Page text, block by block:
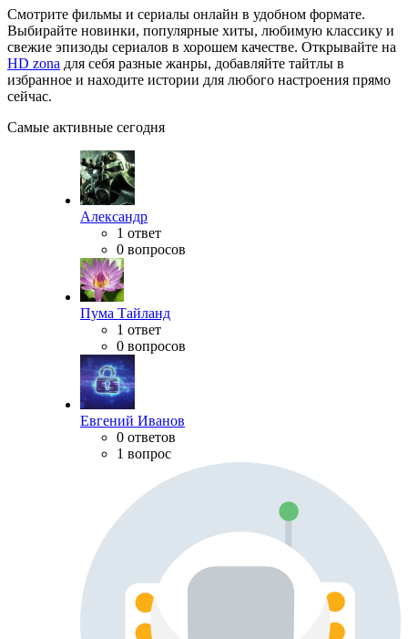
Смотрите фильмы и сериалы онлайн в удобном формате.
Выбирайте новинки, популярные хиты, любимую классику и
свежие эпизоды сериалов в хорошем качестве. Открывайте на
HD zona для себя разные жанры, добавляйте тайтлы в
избранное и находите истории для любого настроения прямо
сейчас.
Самые активные сегодня
Александр
1 ответ
0 вопросов
Пума Тайланд
1 ответ
0 вопросов
Евгений Иванов
0 ответов
1 вопрос